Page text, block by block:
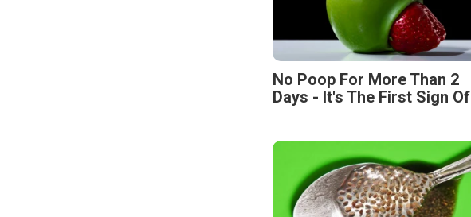
No Poop For More Than 2
Days - It's The First Sign Of